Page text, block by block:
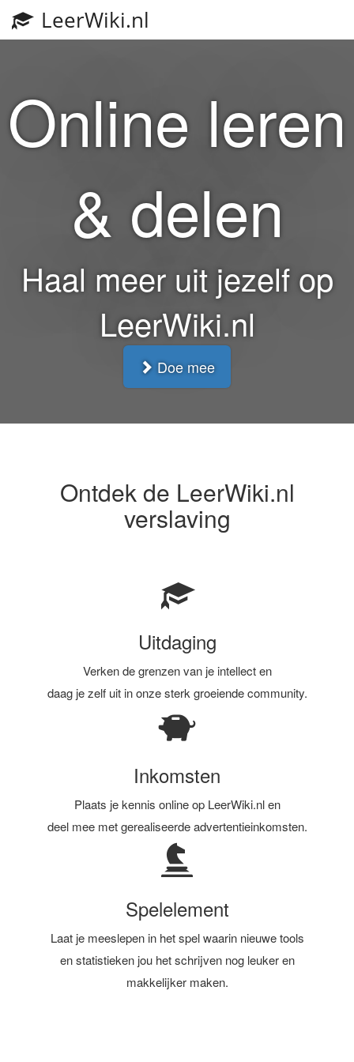
LeerWiki.nl
Online leren
& delen
Haal meer uit jezelf op
LeerWiki.nl
Doe mee
Ontdek de LeerWiki.nl
verslaving
Uitdaging
Verken de grenzen van je intellect en
daag je zelf uit in onze sterk groeiende community.
Inkomsten
Plaats je kennis online op LeerWiki.nl en
deel mee met gerealiseerde advertentieinkomsten.
Spelelement
Laat je meeslepen in het spel waarin nieuwe tools
en statistieken jou het schrijven nog leuker en
makkelijker maken.